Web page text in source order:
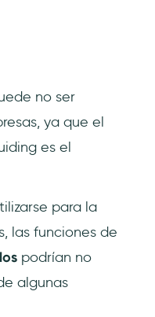
no ser
ya que el
es el
para la
las funciones de
podrían no
algunas